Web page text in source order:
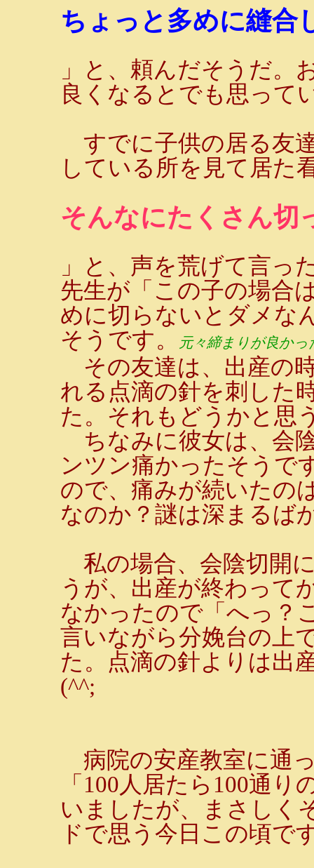
ちょっと多めに縫合
」と、頼んだそうだ。
良くなるとでも思って
すでに子供の居る友
している所を見て居た
そんなにたくさん切
」と、声を荒げて言っ
先生が「この子の場合
めに切らないとダメな
そうです。
元々締まりが良かっ
その友達は、出産の
れる点滴の針を刺した
た。それもどうかと思
ちなみに彼女は、会
ンツン痛かったそうで
ので、痛みが続いたの
なのか？謎は深まるば
私の場合、会陰切開
うが、出産が終わって
なかったので「へっ？
言いながら分娩台の上
た。点滴の針よりは出
(^^;
病院の安産教室に通
「100人居たら100通
いましたが、まさしく
ドで思う今日この頃で